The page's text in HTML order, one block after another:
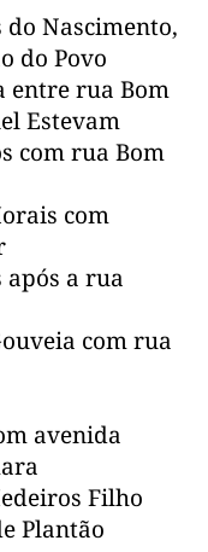
do Nascimento,
do Povo
entre rua Bom
Estevam
com rua Bom
com
após a rua
com rua
avenida
Filho
Plantão